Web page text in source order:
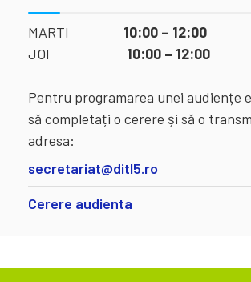
MARTI 10:00 – 12:00
JOI 10:00 – 12:00
Pentru programarea unei audiențe
să completați o cerere și să o
adresa:
secretariat@ditl5.ro
Cerere audienta